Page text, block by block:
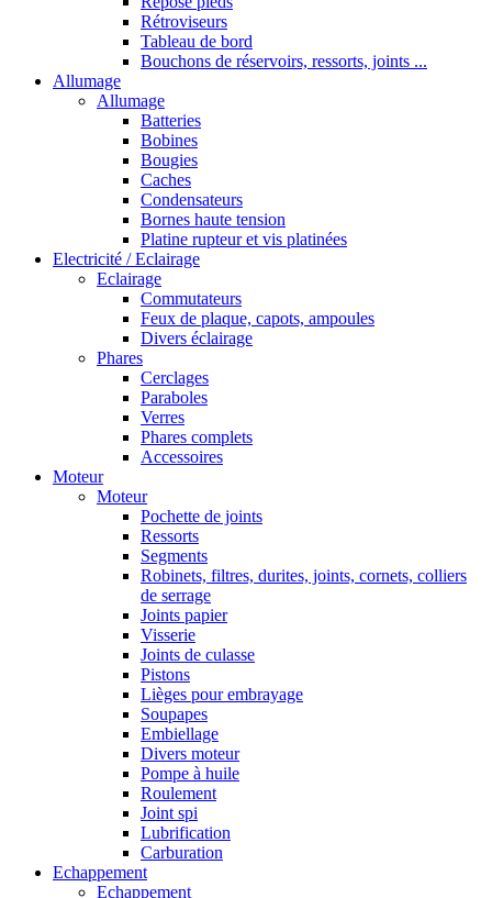
Rétroviseurs
Tableau de bord
Bouchons de réservoirs, ressorts, joints ...
Allumage
Allumage
Batteries
Bobines
Bougies
Caches
Condensateurs
Bornes haute tension
Platine rupteur et vis platinées
Electricité / Eclairage
Eclairage
Commutateurs
Feux de plaque, capots, ampoules
Divers éclairage
Phares
Cerclages
Paraboles
Verres
Phares complets
Accessoires
Moteur
Moteur
Pochette de joints
Ressorts
Segments
Robinets, filtres, durites, joints, cornets, colliers
de serrage
Joints papier
Visserie
Joints de culasse
Pistons
Lièges pour embrayage
Soupapes
Embiellage
Divers moteur
Pompe à huile
Roulement
Joint spi
Lubrification
Carburation
Echappement
Echappement